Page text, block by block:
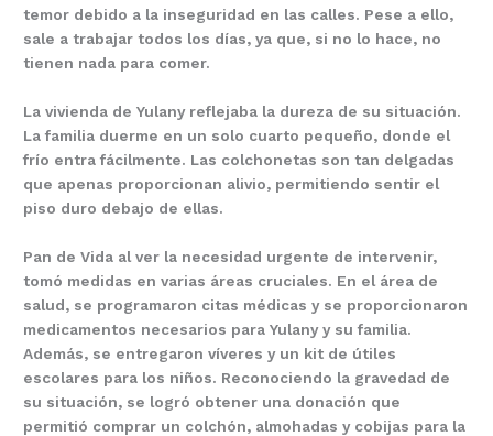
temor debido a la inseguridad en las calles. Pese a ello,
sale a trabajar todos los días, ya que, si no lo hace, no
tienen nada para comer.
La vivienda de Yulany reflejaba la dureza de su situación.
La familia duerme en un solo cuarto pequeño, donde el
frío entra fácilmente. Las colchonetas son tan delgadas
que apenas proporcionan alivio, permitiendo sentir el
piso duro debajo de ellas.
Pan de Vida al ver la necesidad urgente de intervenir,
tomó medidas en varias áreas cruciales. En el área de
salud, se programaron citas médicas y se proporcionaron
medicamentos necesarios para Yulany y su familia.
Además, se entregaron víveres y un kit de útiles
escolares para los niños. Reconociendo la gravedad de
su situación, se logró obtener una donación que
permitió comprar un colchón, almohadas y cobijas para la